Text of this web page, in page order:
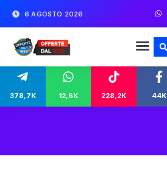
6 AGOSTO 2026
378,7K 12,6K 228,2K 44K